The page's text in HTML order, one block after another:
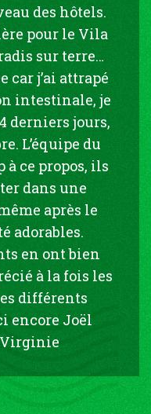
des hôtels.
pour le Vila
sur terre…
car j’ai attrapé
intestinale, je
derniers jours,
L’équipe du
à ce propos, ils
dans une
après le
adorables.
en ont bien
à la fois les
différents
encore Joël